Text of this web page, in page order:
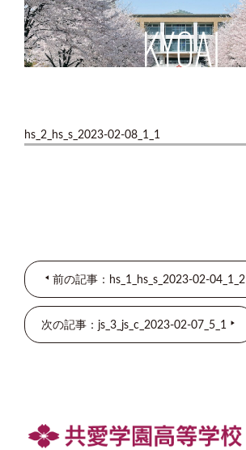
hs_2_hs_s_2023-02-08_1_1
前の記事：hs_1_hs_s_2023-02-04_1_2
次の記事：js_3_js_c_2023-02-07_5_1